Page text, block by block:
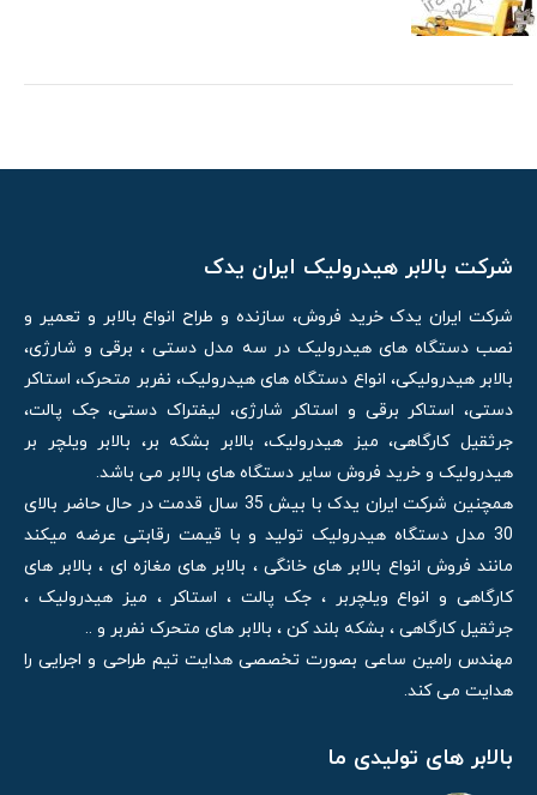
شرکت بالابر هیدرولیک ایران یدک
شرکت ایران یدک خرید فروش، سازنده و طراح انواع بالابر و تعمیر و
نصب دستگاه های هیدرولیک در سه مدل دستی ، برقی و شارژی،
بالابر هیدرولیکی، انواع دستگاه های هیدرولیک، نفربر متحرک، استاکر
دستی، استاکر برقی و استاکر شارژی، لیفتراک دستی، جک پالت،
جرثقیل کارگاهی، میز هیدرولیک، بالابر بشکه بر، بالابر ویلچر بر
هیدرولیک و خرید فروش سایر دستگاه های بالابر می باشد.
همچنین شرکت ایران یدک با بیش 35 سال قدمت در حال حاضر بالای
30 مدل دستگاه هیدرولیک تولید و با قیمت رقابتی عرضه میکند
مانند فروش انواع بالابر های خانگی ، بالابر های مغازه ای ، بالابر های
کارگاهی و انواع ویلچربر ، جک پالت ، استاکر ، میز هیدرولیک ،
جرثقیل کارگاهی ، بشکه بلند کن ، بالابر های متحرک نفربر و ..
مهندس رامین ساعی بصورت تخصصی هدایت تیم طراحی و اجرایی را
هدایت می کند.
بالابر های تولیدی ما